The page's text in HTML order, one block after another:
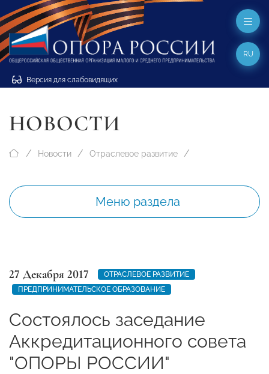
Версия для слабовидящих
RU
НОВОСТИ
Новости Отраслевое развитие
Меню раздела
27 Декабря 2017
ОТРАСЛЕВОЕ РАЗВИТИЕ
ПРЕДПРИНИМАТЕЛЬСКОЕ ОБРАЗОВАНИЕ
Состоялось заседание
Аккредитационного совета
"ОПОРЫ РОССИИ"